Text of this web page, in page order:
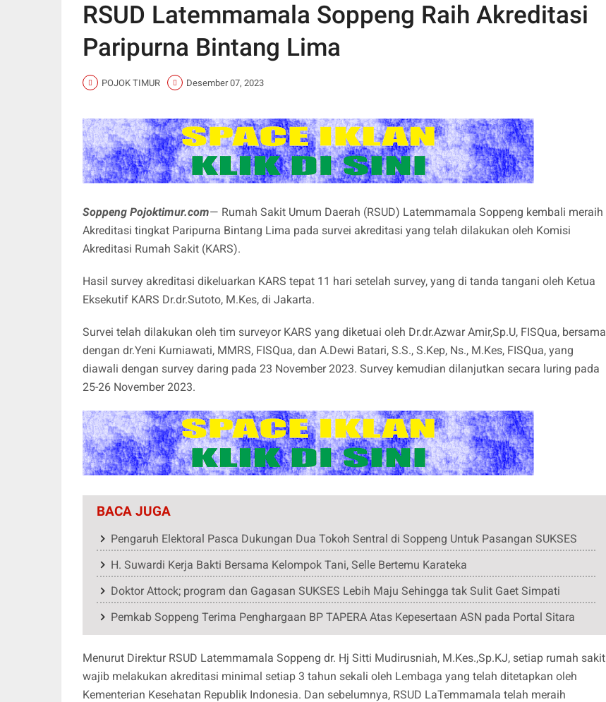
RSUD Latemmamala Soppeng Raih Akreditasi
Paripurna Bintang Lima
POJOK TIMUR Desember 07, 2023
Soppeng Pojoktimur.com— Rumah Sakit Umum Daerah (RSUD) Latemmamala Soppeng kembali meraih
Akreditasi tingkat Paripurna Bintang Lima pada survei akreditasi yang telah dilakukan oleh Komisi
Akreditasi Rumah Sakit (KARS).
Hasil survey akreditasi dikeluarkan KARS tepat 11 hari setelah survey, yang di tanda tangani oleh Ketua
Eksekutif KARS Dr.dr.Sutoto, M.Kes, di Jakarta.
Survei telah dilakukan oleh tim surveyor KARS yang diketuai oleh Dr.dr.Azwar Amir,Sp.U, FISQua, bersama
dengan dr.Yeni Kurniawati, MMRS, FISQua, dan A.Dewi Batari, S.S., S.Kep, Ns., M.Kes, FISQua, yang
diawali dengan survey daring pada 23 November 2023. Survey kemudian dilanjutkan secara luring pada
25-26 November 2023.
BACA JUGA
Pengaruh Elektoral Pasca Dukungan Dua Tokoh Sentral di Soppeng Untuk Pasangan SUKSES
H. Suwardi Kerja Bakti Bersama Kelompok Tani, Selle Bertemu Karateka
Doktor Attock; program dan Gagasan SUKSES Lebih Maju Sehingga tak Sulit Gaet Simpati
Pemkab Soppeng Terima Penghargaan BP TAPERA Atas Kepesertaan ASN pada Portal Sitara
Menurut Direktur RSUD Latemmamala Soppeng dr. Hj Sitti Mudirusniah, M.Kes.,Sp.KJ, setiap rumah sakit
wajib melakukan akreditasi minimal setiap 3 tahun sekali oleh Lembaga yang telah ditetapkan oleh
Kementerian Kesehatan Republik Indonesia. Dan sebelumnya, RSUD LaTemmamala telah meraih